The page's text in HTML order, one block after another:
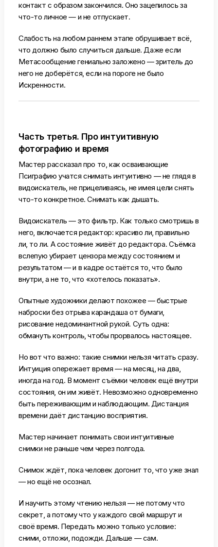
контакт с образом закончился. Оно зацепилось за
что-то личное — и не отпускает.
Слабость на любом раннем этапе обрушивает всё,
что должно было случиться дальше. Даже если
Метасообщение гениально заложено — зритель до
него не доберётся, если на пороге не было
Искренности.
Часть третья. Про интуитивную
фотографию и время
Мастер рассказал про то, как осваивающие
Псиграфию учатся снимать интуитивно — не глядя в
видоискатель, не прицеливаясь, не имея цели снять
что-то конкретное. Снимать как дышать.
Видоискатель — это фильтр. Как только смотришь в
него, включается редактор: красиво ли, правильно
ли, то ли. А состояние живёт до редактора. Съёмка
вслепую убирает цензора между состоянием и
результатом — и в кадре остаётся то, что было
внутри, а не то, что «хотелось показать».
Опытные художники делают похожее — быстрые
наброски без отрыва карандаша от бумаги,
рисование недоминантной рукой. Суть одна:
обмануть контроль, чтобы прорвалось настоящее.
Но вот что важно: такие снимки нельзя читать сразу.
Интуиция опережает время — на месяц, на два,
иногда на год. В момент съёмки человек ещё внутри
состояния, он им живёт. Невозможно одновременно
быть переживающим и наблюдающим. Дистанция
времени даёт дистанцию восприятия.
Мастер начинает понимать свои интуитивные
снимки не раньше чем через полгода.
Снимок ждёт, пока человек догонит то, что уже знал
— но ещё не осознал.
И научить этому чтению нельзя — не потому что
секрет, а потому что у каждого свой маршрут и
своё время. Передать можно только условие:
сними, отложи, подожди. Дальше — сам.